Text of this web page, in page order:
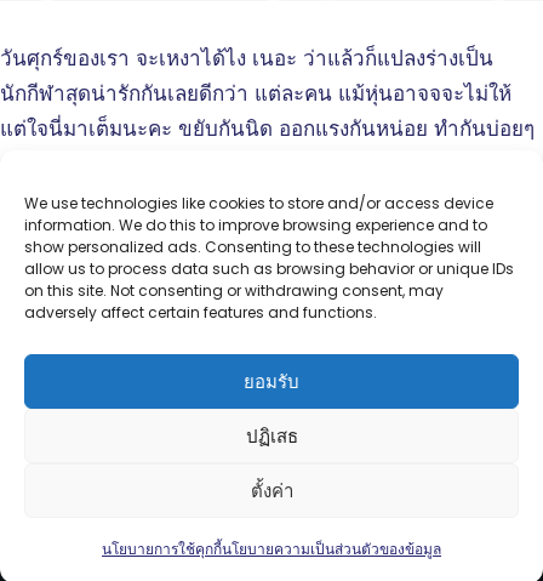
We use technologies like cookies to store and/or access device
information. We do this to improve browsing experience and to
show personalized ads. Consenting to these technologies will
allow us to process data such as browsing behavior or unique IDs
on this site. Not consenting or withdrawing consent, may
adversely affect certain features and functions.
ยอมรับ
ปฏิเสธ
ตั้งค่า
นโยบายการใช้คุกกี้นโยบายความเป็นส่วนตัวของข้อมูล
วันศุกร์ของเรา จะเหงาได้ไง เนอะ ว่าแล้วก็แปลงร่างเป็น
นักกีฬาสุดน่ารักกันเลยดีกว่า แต่ละคน แม้หุ่นอาจจจะไม่ให้
แต่ใจนี่มาเต็มนะคะ ขยับกันนิด ออกแรงกันหน่อย ทำกันบ่อยๆ
แอบเห็นนะ ว่าวันนี้เรามีซูเปอร์สตาร์กีฬา หลายคนเลยเชียว
โรงเรียนสามารถคิด ลพบุรี
“สุขที่ได้เรียนรู้” สู่ “สุขที่ได้ใช้ประสบการณ์”
ติดต่อ
contact@samartkid.ac.th
Open